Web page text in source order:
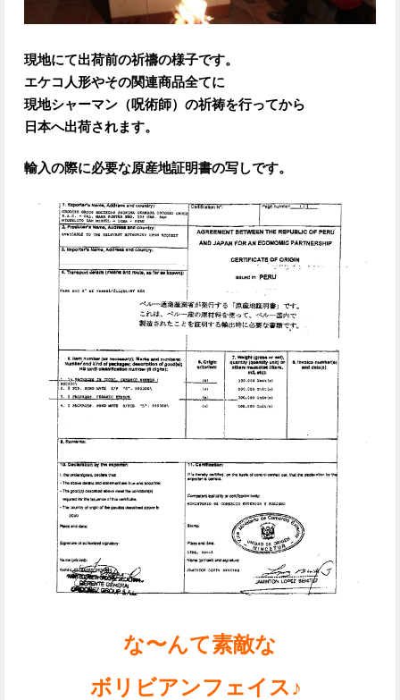
現地にて出荷前の祈禱の様子です。
エケコ人形やその関連商品全てに
現地シャーマン（呪術師）の祈祷を行ってから
日本へ出荷されます。
輸入の際に必要な原産地証明書の写しです。
な〜んて素敵な
ボリビアンフェイス♪